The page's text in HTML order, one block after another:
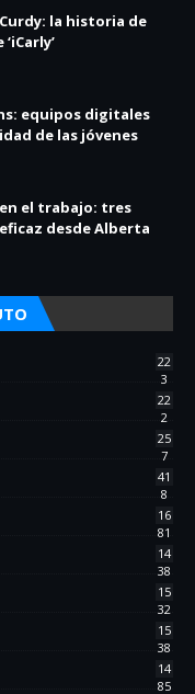
la historia de
equipos digitales
de las jóvenes
el trabajo: tres
desde Alberta
22
3
22
2
25
7
41
8
16
81
14
38
15
32
15
38
14
85